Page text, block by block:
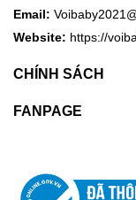
Email:
Website: https://
CHÍNH SÁCH
FANPAGE